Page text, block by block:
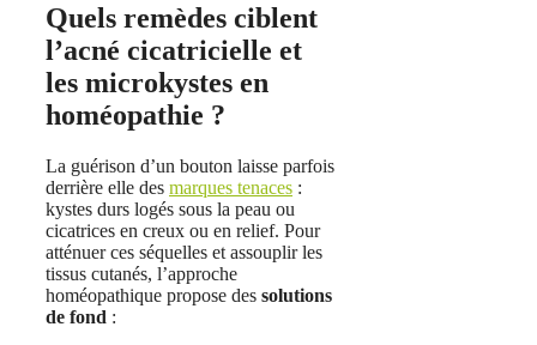
Quels remèdes ciblent
l’acné cicatricielle et
les microkystes en
homéopathie ?
La guérison d’un bouton laisse parfois
derrière elle des marques tenaces :
kystes durs logés sous la peau ou
cicatrices en creux ou en relief. Pour
atténuer ces séquelles et assouplir les
tissus cutanés, l’approche
homéopathique propose des solutions
de fond :